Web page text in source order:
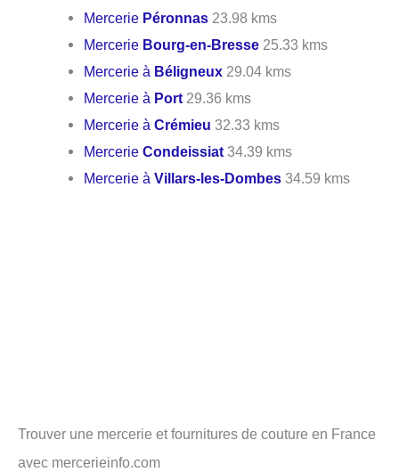
Mercerie Péronnas 23.98 kms
Mercerie Bourg-en-Bresse 25.33 kms
Mercerie à Béligneux 29.04 kms
Mercerie à Port 29.36 kms
Mercerie àCrémieu 32.33 kms
MercerieCondeissiat 34.39 kms
Mercerie àVillars-les-Dombes 34.59 kms
Trouver une mercerie et fournitures de couture en France
avec mercerieinfo.com